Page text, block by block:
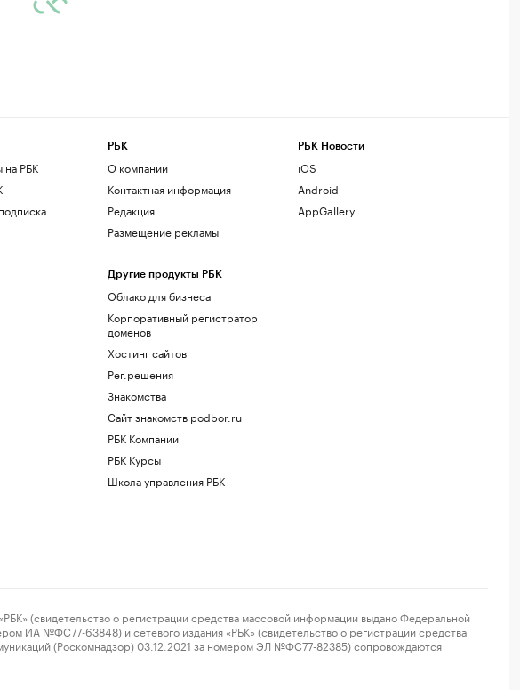
на РБК
РБК
О компании
Контактная информация
Редакция
Размещение рекламы
Другие продукты РБК
Облако для бизнеса
Корпоративный регистратор
доменов
Хостинг сайтов
Рег.решения
Знакомства
Сайт знакомств podbor.ru
РБК Компании
РБК Курсы
Школа управления РБК
РБК Новости
iOS
Android
AppGallery
о регистрации средства массовой информации выдано Федеральной
ИА №ФС77-63848) и сетевого издания «РБК» (свидетельство о регистрации средства
(Роскомнадзор) 03.12.2021 за номером ЭЛ №ФС77-82385) сопровождаются